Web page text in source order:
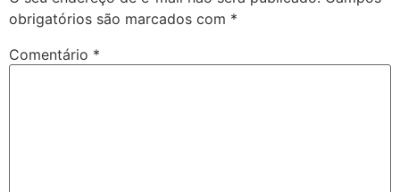
obrigatórios são marcados com *
Comentário *